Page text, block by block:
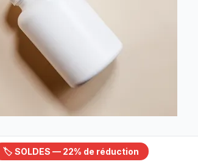
🏷️ SOLDES — 22% de réduction